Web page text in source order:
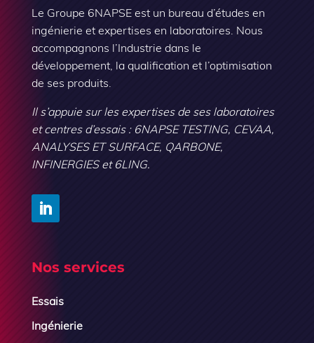
Le Groupe 6NAPSE est un bureau d’études en
ingénierie et expertises en laboratoires. Nous
accompagnons l’Industrie dans le
développement, la qualification et l’optimisation
de ses produits.
Il s’appuie sur les expertises de ses laboratoires
et centres d’essais : 6NAPSE TESTING, CEVAA,
ANALYSES ET SURFACE, QARBONE,
INFINERGIES et 6LING.
Nos services
Essais
Ingénierie